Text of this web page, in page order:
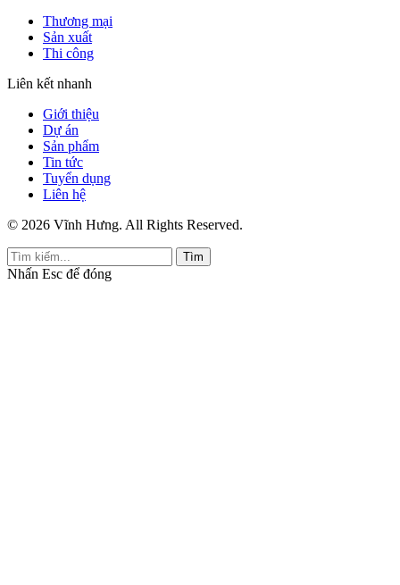
Thương mại
Sản xuất
Thi công
Liên kết nhanh
Giới thiệu
Dự án
Sản phẩm
Tin tức
Tuyển dụng
Liên hệ
© 2026 Vĩnh Hưng. All Rights Reserved.
Tìm
Nhấn Esc để đóng